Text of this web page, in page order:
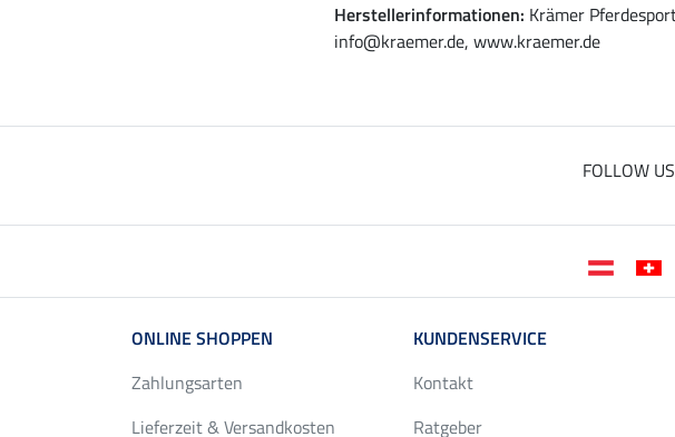
Herstellerinformationen: Krämer
info@kraemer.de, www.kraemer.de
FOLLOW US
ONLINE SHOPPEN
Zahlungsarten
Lieferzeit & Versandkosten
KUNDENSERVICE
Kontakt
Ratgeber